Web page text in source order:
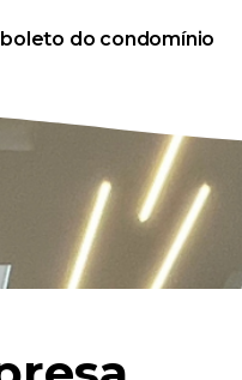
boleto do condomínio